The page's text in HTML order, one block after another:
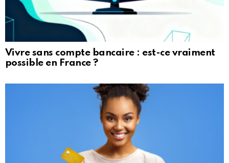
Vivre sans compte bancaire : est-ce vraiment
possible en France ?